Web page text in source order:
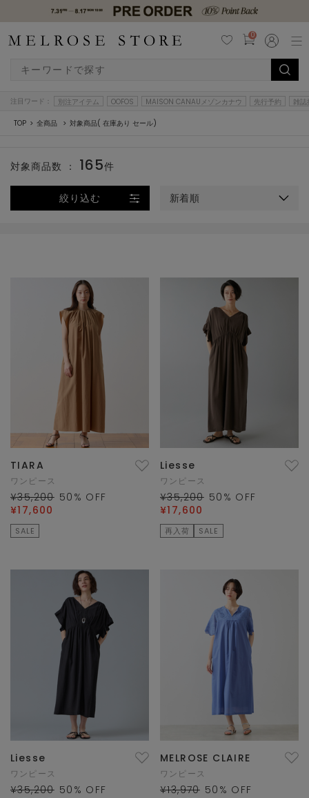
0
注目ワード： 別注アイテム OOFOS MAISON CANAUメゾンカナウ 先行予約 雑誌
TOP 全商品 対象商品( 在庫あり セール)
絞り込む 新着順
対象商品数 ： 165件
TIARA
ワンピース
¥35,200 50 % OFF
¥17,600
SALE
Liesse
ワンピース
¥35,200 50 % OFF
¥17,600
再入荷 SALE
Liesse
ワンピース
¥35,200 50 % OFF
MELROSE CLAIRE
ワンピース
¥13,970 50 % OFF